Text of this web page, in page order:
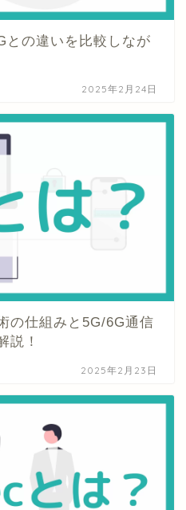
との違いを比較しなが
2025年2月24日
の仕組みと5G/6G通信
説！
2025年2月23日